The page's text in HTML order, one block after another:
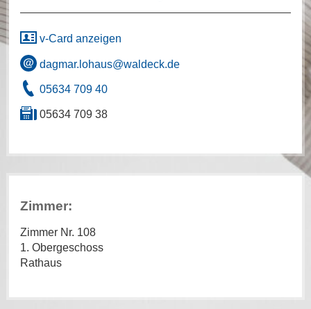
v-Card anzeigen
dagmar.lohaus@waldeck.de
05634 709 40
05634 709 38
Zimmer:
Zimmer Nr. 108
1. Obergeschoss
Rathaus